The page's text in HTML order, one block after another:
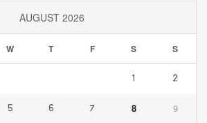
AUGUST 2026
W T F S S
1 2
5 6 7 8 9